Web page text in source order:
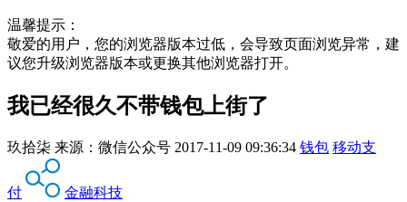
温馨提示：
敬爱的用户，您的浏览器版本过低，会导致页面浏览异常，建
议您升级浏览器版本或更换其他浏览器打开。
我已经很久不带钱包上街了
玖拾柒 来源： 微信公众号 2017-11-09 09:36:34 钱包 移动支
付
金融科技